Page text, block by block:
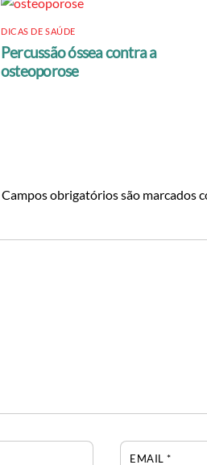
DICAS DE SAÚDE
Percussão óssea contra a
osteoporose
Campos obrigatórios são marcados
EMAIL*